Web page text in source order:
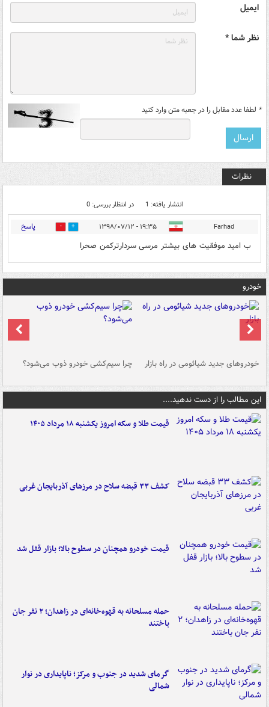
ایمیل
نظر شما *
* لطفا عدد مقابل را در جعبه متن وارد کنید
نظرات
انتشار یافته: 1 در انتظار بررسی: 0
Farhad ۱۹:۳۵ - ۱۳۹۸/۰۷/۱۲ 4 پاسخ
ب امید موفقیت های بیشتر مرسی سردارترکمن صحرا
خودرو
خودروهای جدید شیائومی در راه بازار چرا سیم‌کشی خودرو ذوب می‌شود؟
این مطالب را از دست ندهید....
قیمت طلا و سکه امروز یکشنبه ۱۸ مرداد ۱۴۰۵
کشف ۳۳ قبضه سلاح در مرزهای آذربایجان غربی
قیمت خودرو همچنان در سطوح بالا؛ بازار قفل شد
حمله مسلحانه به قهوه‌خانه‌ای در زاهدان؛ ۲ نفر جان
باختند
گرمای شدید در جنوب و مرکز؛ ناپایداری در نوار
شمالی